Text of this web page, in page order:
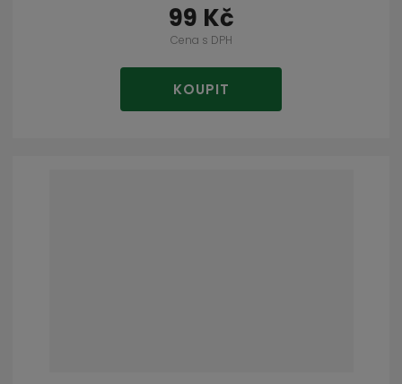
99 Kč
Cena s DPH
KOUPIT